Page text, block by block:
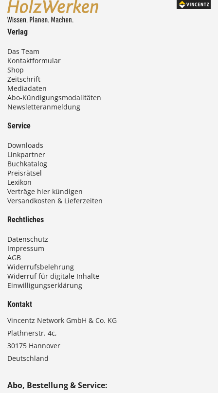
Verlag
Das Team
Kontaktformular
Shop
Zeitschrift
Mediadaten
Abo-Kündigungsmodalitäten
Newsletteranmeldung
Service
Downloads
Linkpartner
Buchkatalog
Preisrätsel
Lexikon
Verträge hier kündigen
Versandkosten & Lieferzeiten
Rechtliches
Datenschutz
Impressum
AGB
Widerrufsbelehrung
Widerruf für digitale Inhalte
Einwilligungserklärung
Kontakt
Vincentz Network GmbH & Co. KG
Plathnerstr. 4c,
30175 Hannover
Deutschland
Abo, Bestellung & Service: